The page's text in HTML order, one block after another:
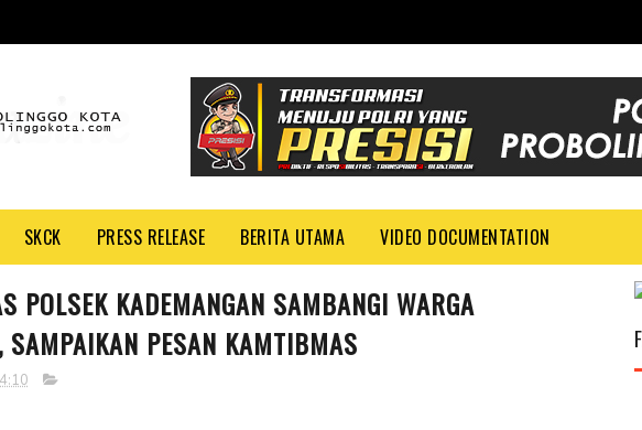
SKCK PRESS RELEASE BERITA UTAMA VIDEO DOCUMENTATION
POLSEK KADEMANGAN SAMBANGI WARGA
SAMPAIKAN PESAN KAMTIBMAS